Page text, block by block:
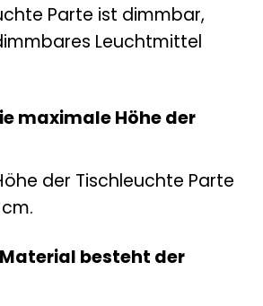
Parte ist dimmbar,
Leuchtmittel
maximale Höhe der
der Tischleuchte Parte
besteht der